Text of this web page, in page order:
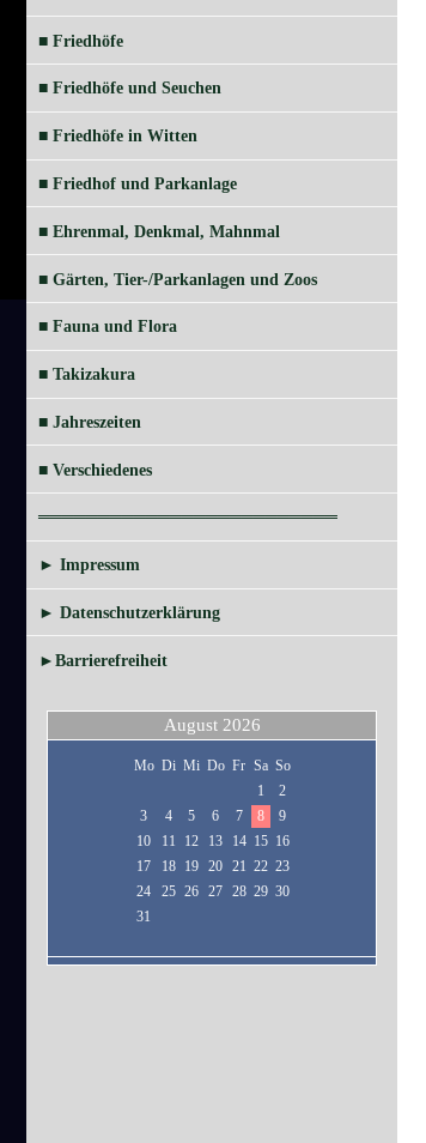
■ Friedhöfe
■ Friedhöfe und Seuchen
■ Friedhöfe in Witten
■ Friedhof und Parkanlage
■ Ehrenmal, Denkmal, Mahnmal
■ Gärten, Tier-/Parkanlagen und Zoos
■ Fauna und Flora
■ Takizakura
■ Jahreszeiten
■ Verschiedenes
═════════════════════════
► Impressum
► Datenschutzerklärung
►Barrierefreiheit
August 2026
Mo Di Mi Do Fr Sa So
1
2
3
4 5 6 7 8
9
10
11 12 13 14 15 16
17
18 19 20 21 22 23
24
25 26 27 28 29 30
31